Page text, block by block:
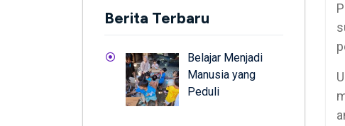
Berita Terbaru
Belajar Menjadi
Manusia yang
Peduli